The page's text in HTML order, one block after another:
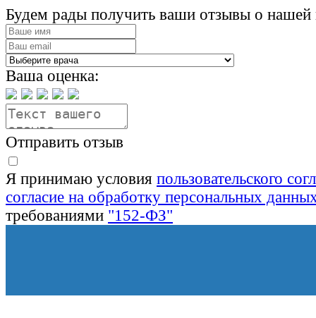
Будем рады получить ваши отзывы о нашей
Ваша оценка:
Отправить отзыв
Я принимаю условия пользовательского
согласие на обработку персональных
требованиями "152-ФЗ"